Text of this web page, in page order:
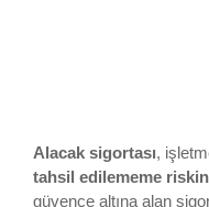
Alacak sigortası,
tahsil edilememe
güvence altına alan